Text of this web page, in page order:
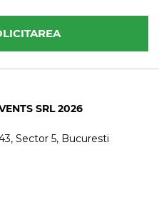
SRL 2026
Sector 5, Bucuresti